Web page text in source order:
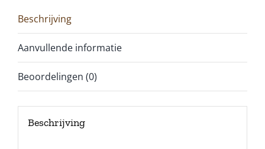
Beschrijving
Aanvullende informatie
Beoordelingen (0)
Beschrijving